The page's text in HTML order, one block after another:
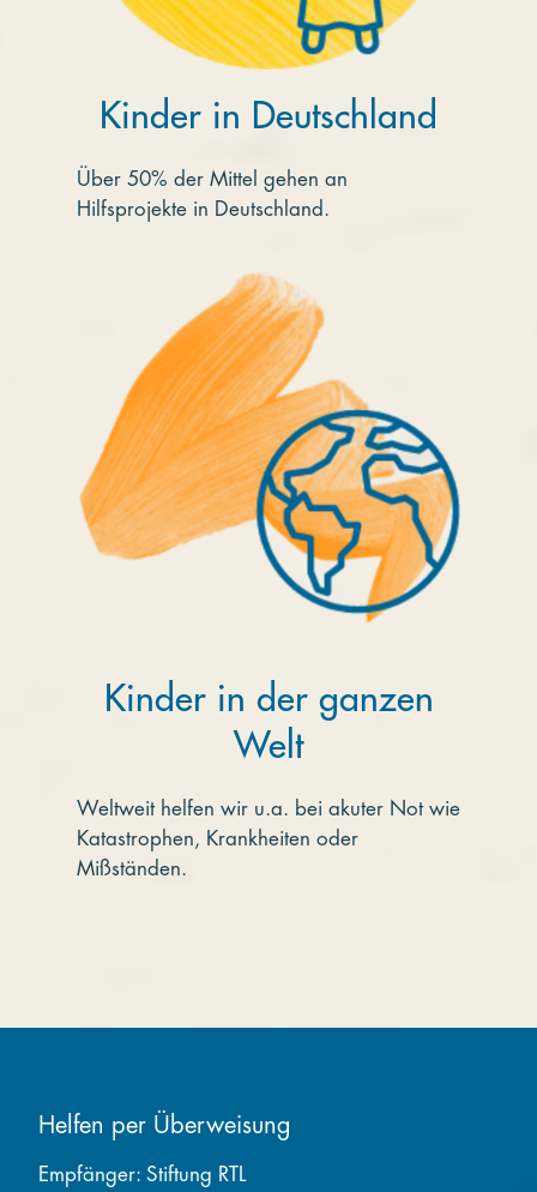
Kinder in Deutschland
Über 50% der Mittel gehen an
Hilfsprojekte in Deutschland.
Kinder in der ganzen
Welt
Weltweit helfen wir u.a. bei akuter Not wie
Katastrophen, Krankheiten oder
Mißständen.
Helfen per Überweisung
Empfänger: Stiftung RTL